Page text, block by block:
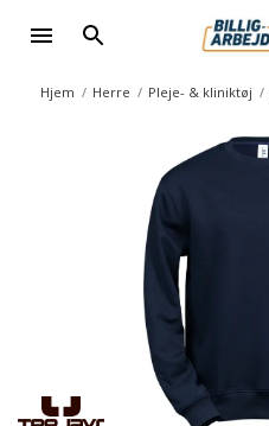
Hjem Herre Pleje- & kliniktøj